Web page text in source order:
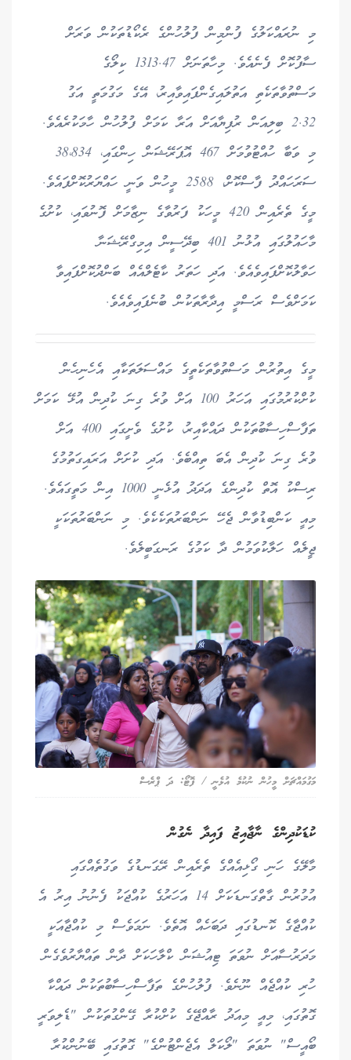
މި ނުރައްކަލުގެ ފުންމިން ފުލުހުންގެ ރެކޯޑުތަކުން ވަރަށް
ސާފުކޮށް ފެނެއެވެ. މިހާތަނަށް 1313.47 ކިލޯގެ
މަސްތުވާތަކެތި އަތުލައިގެންފައިވާއިރު، އޭގެ މަގުމަތީ އަގު
2.32 ބިލިއަން ރުފިޔާއަށް އަރާ ކަމަށް ފުލުހުން ހާމަކުރެއެވެ.
މި ވަބާ ހުއްޓުވުމަށް 467 އޮޕަރޭޝަން ހިންގައި، 38،834
ސަރަހައްދު ފާސްކޮށް، 2588 މީހުން ވަނީ ހައްޔަރުކޮށްފައެވެ.
މީގެ ތެރެއިން 420 މީހަކު ފަރުވާގެ ނިޒާމަށް ފޮނުވައި، ކުށުގެ
މާހައުލުގައި އުޅުނު 401 ބިދޭސީން އިމިގްރޭޝަނާ
ހަވާލުކޮށްފައިވެއެވެ. އަދި ހަތަރު ކާޓެލްއެއް ބަންދުކޮށްފައިވާ
ކަމަށްވެސް ރަސްމީ އިދާރާތަކުން ބުނެފައިވެއެވެ.
މީގެ އިތުރުން މަސްތުވާތަކެތީގެ މައްސަލަތަކާއި އެހެނިހެން
ކުށްކުރުމުގައި އަހަރު 100 އަށް ވުރެ ގިނަ ކުދިން އުޅޭ ކަމަށް
ތަފާސްހިސާބުތަކުން ދައްކާއިރު، ކުށުގެ ވެށީގައި 400 އަށް
ވުރެ ގިނަ ކުދިން އެބަ ތިއްބެވެ. އަދި ކުށަށް އަރައިގަތުމުގެ
ރިސްކު އޮތް ކުދިންގެ އަދަދު އުޅެނީ 1000 އިން މަތީގައެވެ.
މިއީ ކަންބިޑުވާން ޖެހޭ ނަންބަރުތަކެކެވެ. މި ނަންބަރުތަކަކީ
ޖީލެއް ހަލާކުވަމުން ދާ ކަމުގެ ރަނގަބީލެވެ.
މަގުމައްޗަށް މީހުން ނުކުމެ އުޅެނީ / ފޮޓޯ: ދަ ޕްރެސް
ކުޑަކުދިންގެ ނާޖާއިޒު ފައިދާ ނެގުން
މާލޭގެ ހަނި ގޯޅިއެއްގެ ތެރެއިން ރޭގަނޑުގެ ވަގުތެއްގައި
އުމުރުން ގާތްގަނޑަކަށް 14 އަހަރުގެ ކުއްޖަކު ފެނުނު އިރު އެ
ކުއްޖާގެ ކޮނޑުގައި ދަބަހެއް އޮތެވެ. ނަމަވެސް މި ކުއްޖާއަކީ
މަދަރުސާއަށް ނުވަތަ ޓިއުޝަން ކްލާހަކަށް ދާން ތައްޔާރުވެގެން
ހުރި ކުއްޖެއް ނޫނެވެ. ފުލުހުންގެ ތަފާސްހިސާބުތަކުން ދައްކާ
ގޮތުގައި، މިއީ މިއަދު ރާއްޖޭގެ ކުށްކުރާ ގޭންގުތަކުން "ޑެލިވަރީ
ބޯއީސް" ނުވަތަ "ލޯކަލް އެޖެންޓުންގެ" ގޮތުގައި ބޭނުންކުރާ